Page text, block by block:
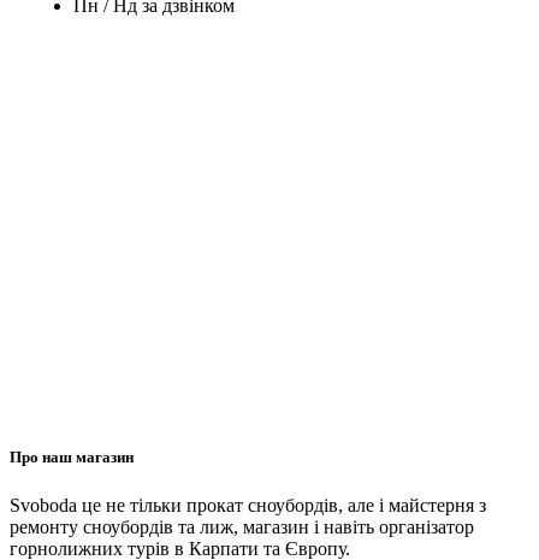
Пн / Нд за дзвінком
Про наш магазин
Svoboda це не тільки прокат сноубордів, але і майстерня з
ремонту сноубордів та лиж, магазин і навіть організатор
горнолижних турів в Карпати та Європу.